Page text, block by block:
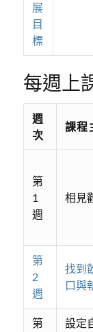
展
目
標
每週上
週
次
課程
第
1
週
相見
第
2
週
找到
口與
第
設定